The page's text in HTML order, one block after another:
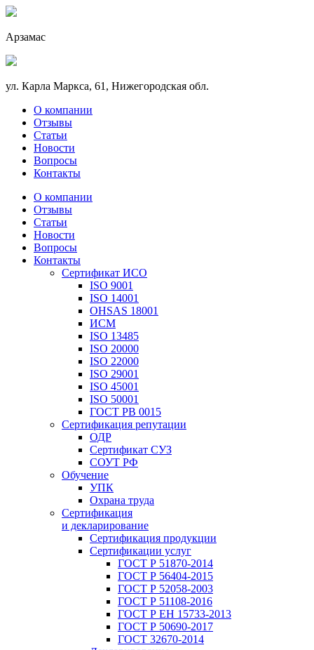
Арзамас
ул. Карла Маркса, 61, Нижегородская обл.
О компании
Отзывы
Статьи
Новости
Вопросы
Контакты
О компании
Отзывы
Статьи
Новости
Вопросы
Контакты
Сертификат ИСО
ISO 9001
ISO 14001
OHSAS 18001
ИСМ
ISO 13485
ISO 20000
ISO 22000
ISO 29001
ISO 45001
ISO 50001
ГОСТ РВ 0015
Сертификация репутации
ОДР
Сертификат СУЗ
СОУТ РФ
Обучение
УПК
Охрана труда
Сертификация
и декларирование
Сертификация продукции
Сертификации услуг
ГОСТ Р 51870-2014
ГОСТ Р 56404-2015
ГОСТ Р 52058-2003
ГОСТ Р 51108-2016
ГОСТ Р ЕН 15733-2013
ГОСТ Р 50690-2017
ГОСТ 32670-2014